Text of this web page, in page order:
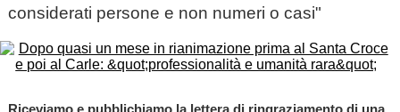
considerati persone e non numeri o casi"
Riceviamo e pubblichiamo la lettera di ringraziamento di una